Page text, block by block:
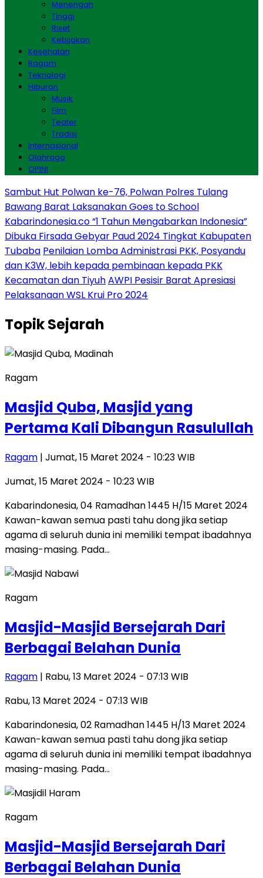
Menengah
Tinggi
Riset
Kebijakan
Kesehatan
Ragam
Teknologi
Hiburan
Musik
Film
Teater
Tradisi
Internasional
Olahraga
OPINI
Sambut Hut Polwan ke-76, Polwan Polres Tulang
Bawang Barat Laksanakan Goes to School
Kabarindonesia.co “1 Tahun Mengabarkan Indonesia”
Dibuka Firsada Gebyar Paud 2024 Tingkat Kabupaten
Tubaba Penilaian Lomba Administrasi PKK, Posyandu
dan K3W, lebih kepada pembinaan kepada PKK
Kecamatan dan TiyuhAWPI Pesisir Barat Apresiasi
Pelaksanaan WSL Krui Pro 2024
TopikSejarah
Ragam
Masjid Quba, Masjid yang
Pertama Kali Dibangun Rasulullah
Ragam | Jumat, 15 Maret 2024 - 10:23 WIB
Jumat, 15 Maret 2024 - 10:23 WIB
Kabarindonesia, 04 Ramadhan 1445 H/15 Maret 2024
Kawan-kawan semua pasti tahu dong jika setiap
agama di seluruh dunia ini memiliki tempat ibadahnya
masing-masing. Pada…
Ragam
Masjid-Masjid Bersejarah Dari
Berbagai Belahan Dunia
Ragam | Rabu, 13 Maret 2024 - 07:13 WIB
Rabu, 13 Maret 2024 - 07:13 WIB
Kabarindonesia, 02 Ramadhan 1445 H/13 Maret 2024
Kawan-kawan semua pasti tahu dong jika setiap
agama di seluruh dunia ini memiliki tempat ibadahnya
masing-masing. Pada…
Ragam
Masjid-Masjid Bersejarah Dari
Berbagai Belahan Dunia